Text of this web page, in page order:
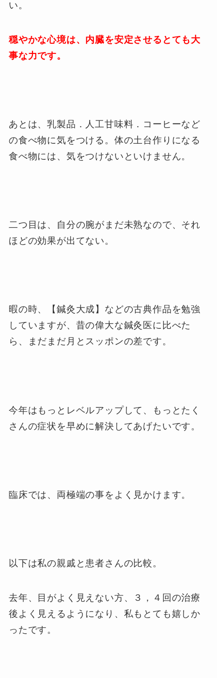
い。
穏やかな心境は、内臓を安定させるとても大
事な力です。
あとは、乳製品．人工甘味料．コーヒーなど
の食べ物に気をつける。体の土台作りになる
食べ物には、気をつけないといけません。
二つ目は、自分の腕がまだ未熟なので、それ
ほどの効果が出てない。
暇の時、【鍼灸大成】などの古典作品を勉強
していますが、昔の偉大な鍼灸医に比べた
ら、まだまだ月とスッポンの差です。
今年はもっとレベルアップして、もっとたく
さんの症状を早めに解決してあげたいです。
臨床では、両極端の事をよく見かけます。
以下は私の親戚と患者さんの比較。
去年、目がよく見えない方、３，４回の治療
後よく見えるようになり、私もとても嬉しか
ったです。